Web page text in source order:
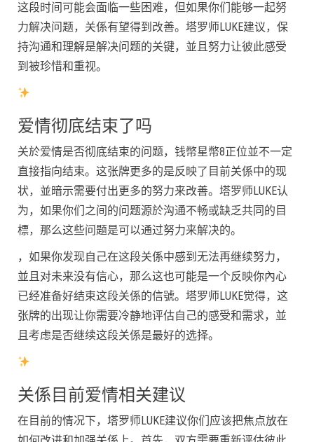
这段时间可能会面临一些困难，但如果你们能够一起努
力解决问题，关係有望得到改善。塔罗师LUKE建议，保
持沟通和理解是解决问题的关键，並且努力让彼此感受
到被珍惜和重视。
爱情彻底结束了吗
关於爱情是否彻底结束的问题，钱幣星幣8正位並不一定
直接指向结束。这张牌更多的是反映了目前关係中的现
状，並暗示需要付出更多的努力来改善。塔罗师LUKE认
为，如果你们之间的问题源於沟通不畅或缺乏共同的目
標，那么这些问题是可以通过努力来解决的。
，如果你发现自己在这段关係中感到无法再继续努力，
並且对未来没有信心，那么这也可能是一个反映你內心
已经准备好结束这段关係的信號。塔罗师LUKE觉得，这
张牌的出现让你需要冷静地评估自己的感受和需求，並
且考虑是否继续这段关係是最好的选择。
关係目前爱情相关建议
在目前的情况下，塔罗师LUKE建议你们应该把焦点放在